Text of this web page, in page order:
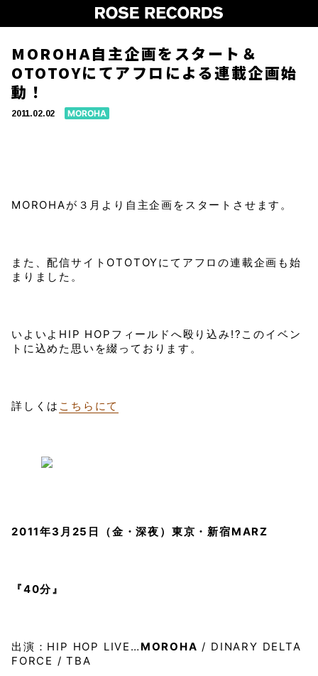
MOROHA自主企画をスタート＆
OTOTOYにてアフロによる連載企画始
動！
2011.02.02 MOROHA
MOROHAが３月より自主企画をスタートさせます。
また、配信サイトOTOTOYにてアフロの連載企画も始
まりました。
いよいよHIP HOPフィールドへ殴り込み!?このイベン
トに込めた思いを綴っております。
詳しくは こちらにて
2011年3月25日（金・深夜）東京・新宿MARZ
『40分』
出演：HIP HOP LIVE… MOROHA / DINARY DELTA
FORCE / TBA